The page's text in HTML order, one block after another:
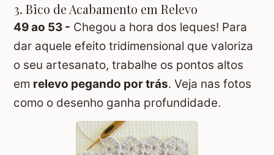
3. Bico de Acabamento em Relevo
49 ao 53 - Chegou a hora dos leques! Para
dar aquele efeito tridimensional que valoriza
o seu artesanato, trabalhe os pontos altos
em relevo pegando por trás. Veja nas fotos
como o desenho ganha profundidade.